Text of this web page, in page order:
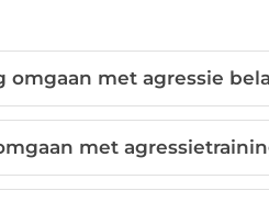
omgaan met agressie
met